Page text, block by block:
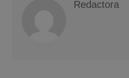
Redactora